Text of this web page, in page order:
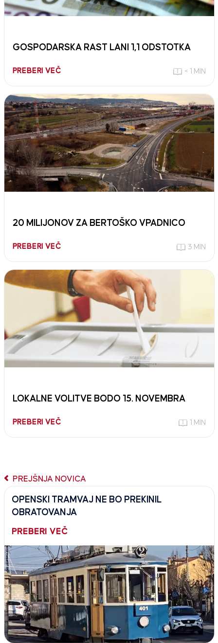
GOSPODARSKA RAST LANI 1,1 ODSTOTKA
PREBERI VEČ < 1 MIN
20 MILIJONOV ZA BERTOŠKO VPADNICO
PREBERI VEČ 3 MIN
LOKALNE VOLITVE BODO 15. NOVEMBRA
PREBERI VEČ 1 MIN
PREJŠNJA NOVICA
OPENSKI TRAMVAJ NE BO PREKINIL
OBRATOVANJA
PREBERI VEČ